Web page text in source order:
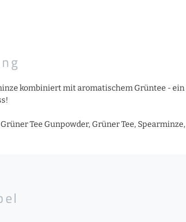
kombiniert mit aromatischem Grüntee - ein
Tee Gunpowder, Grüner Tee,